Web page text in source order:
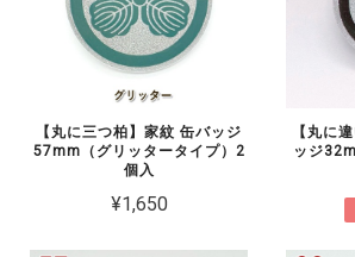
【丸に三つ柏】家紋 缶バッジ
57mm（グリッタータイプ）2
個入
¥1,650
【丸に
ッジ